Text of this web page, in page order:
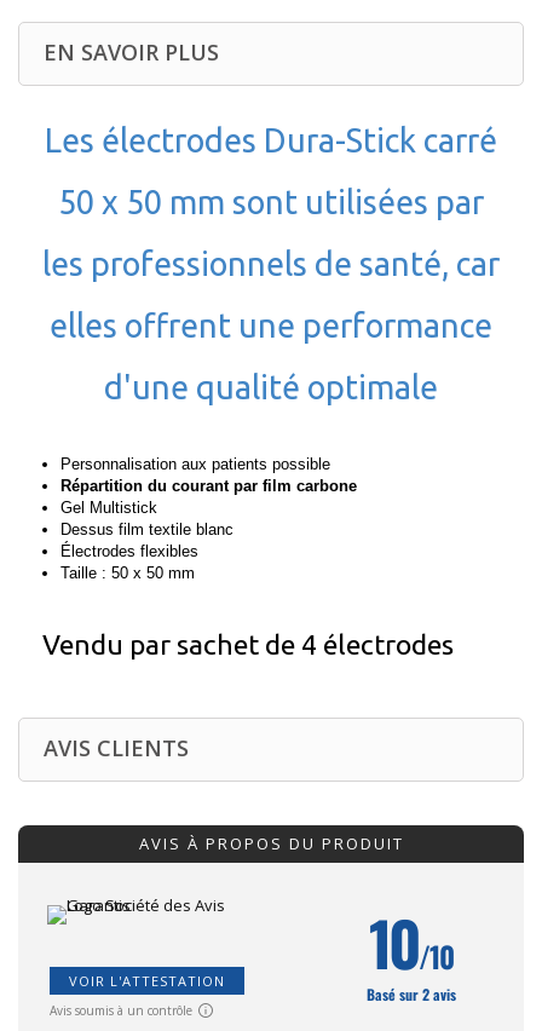
EN SAVOIR PLUS
Les électrodes Dura-Stick carré
50 x 50 mm sont utilisées par
les professionnels de santé, car
elles offrent une performance
d'une qualité optimale
Personnalisation aux patients possible
Répartition du courant par film carbone
Gel Multistick
Dessus film textile blanc
Électrodes flexibles
Taille : 50 x 50 mm
Vendu par sachet de 4 électrodes
AVIS CLIENTS
AVIS À PROPOS DU PRODUIT
VOIR L'ATTESTATION
Avis soumis à un contrôle
10/10
Basé sur 2 avis